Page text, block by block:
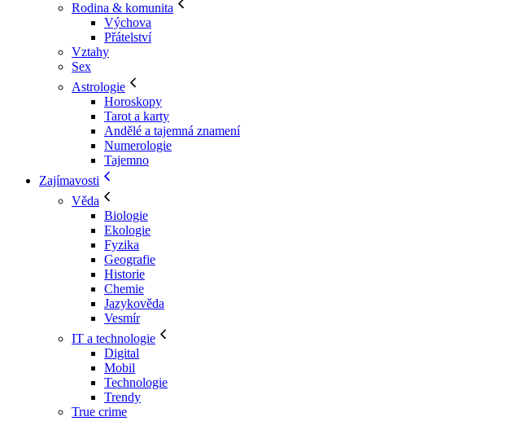
Rodina & komunita
Výchova
Přátelství
Vztahy
Sex
Astrologie
Horoskopy
Tarot a karty
Andělé a tajemná znamení
Numerologie
Tajemno
Zajímavosti
Věda
Biologie
Ekologie
Fyzika
Geografie
Historie
Chemie
Jazykověda
Vesmír
IT a technologie
Digital
Mobil
Technologie
Trendy
True crime